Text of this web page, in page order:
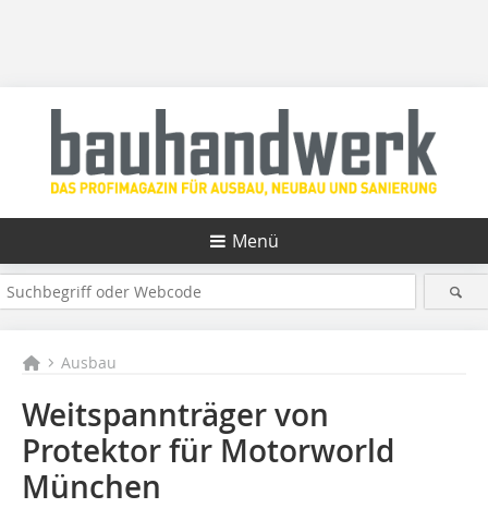
Menü
Ausbau
Weitspannträger von
Protektor für Motorworld
München